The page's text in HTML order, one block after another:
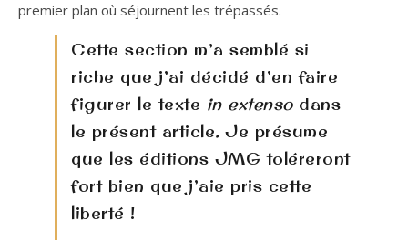
premier plan où séjournent les trépassés.
Cette section m’a semblé si
riche que j’ai décidé d’en faire
figurer le texte in extenso dans
le présent article. Je présume
que les éditions JMG toléreront
fort bien que j’aie pris cette
liberté !